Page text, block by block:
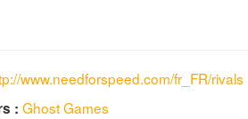
www.needforspeed.com/fr_FR/rivals
:Ghost Games